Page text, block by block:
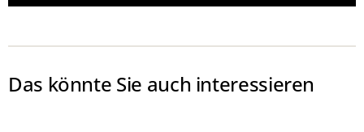
Das könnte Sie auch interessieren